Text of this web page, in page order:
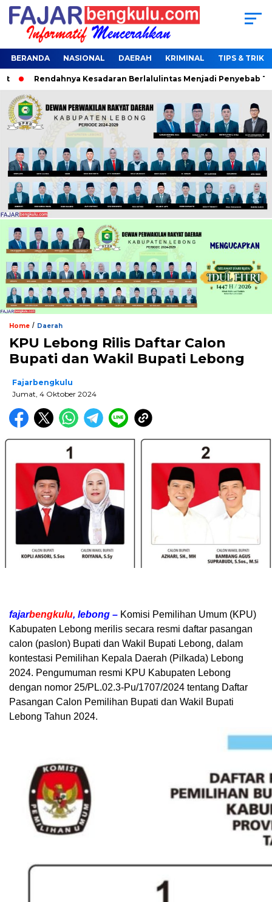
BERANDA NASIONAL DAERAH KRIMINAL TIPS & TRIK
Rendahnya Kesadaran Berlalulintas Menjadi Penyebab Terjaring
Home / Daerah
KPU Lebong Rilis Daftar Calon
Bupati dan Wakil Bupati Lebong
Fajarbengkulu
Jumat, 4 Oktober 2024
fajarbengkulu, lebong – Komisi Pemilihan Umum (KPU)
Kabupaten Lebong merilis secara resmi daftar pasangan
calon (paslon) Bupati dan Wakil Bupati Lebong, dalam
kontestasi Pemilihan Kepala Daerah (Pilkada) Lebong
2024. Pengumuman resmi KPU Kabupaten Lebong
dengan nomor 25/PL.02.3-Pu/1707/2024 tentang Daftar
Pasangan Calon Pemilihan Bupati dan Wakil Bupati
Lebong Tahun 2024.